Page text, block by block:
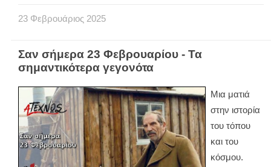
23 Φεβρουάριος 2025
Σαν σήμερα 23 Φεβρουαρίου - Τα
σημαντικότερα γεγονότα
Μια ματιά
στην ιστορία
του τόπου
και του
κόσμου.